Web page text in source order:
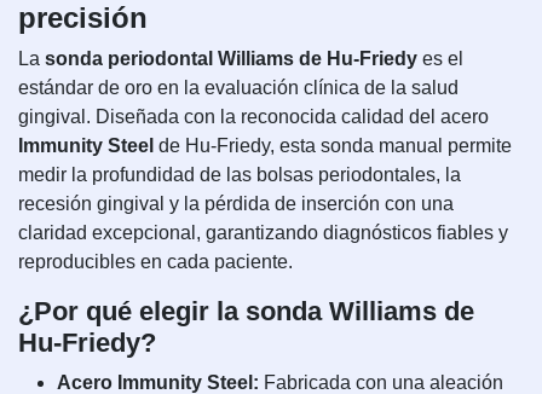
precisión
La sonda periodontal Williams de Hu-Friedy es el
estándar de oro en la evaluación clínica de la salud
gingival. Diseñada con la reconocida calidad del acero
Immunity Steel de Hu-Friedy, esta sonda manual permite
medir la profundidad de las bolsas periodontales, la
recesión gingival y la pérdida de inserción con una
claridad excepcional, garantizando diagnósticos fiables y
reproducibles en cada paciente.
¿Por qué elegir la sonda Williams de
Hu-Friedy?
Acero Immunity Steel: Fabricada con una aleación